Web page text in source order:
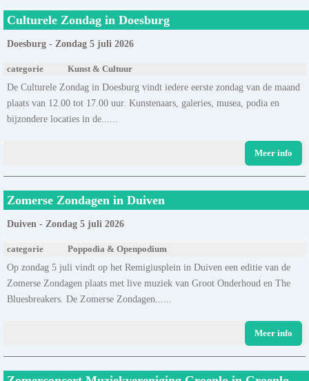
Culturele Zondag in Doesburg
Doesburg - Zondag 5 juli 2026
categorie Kunst & Cultuur
De Culturele Zondag in Doesburg vindt iedere eerste zondag van de maand
plaats van 12.00 tot 17.00 uur. Kunstenaars, galeries, musea, podia en
bijzondere locaties in de......
Meer info
Zomerse Zondagen in Duiven
Duiven - Zondag 5 juli 2026
categorie Poppodia & Openpodium
Op zondag 5 juli vindt op het Remigiusplein in Duiven een editie van de
Zomerse Zondagen plaats met live muziek van Groot Onderhoud en The
Bluesbreakers. De Zomerse Zondagen......
Meer info